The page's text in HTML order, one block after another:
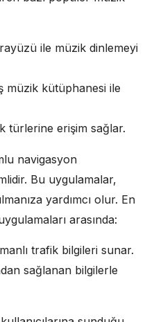
ile müzik dinlemeyi
müzik kütüphanesi ile
türlerine erişim sağlar.
navigasyon
Bu uygulamalar,
yardımcı olur. En
arasında:
trafik bilgileri sunar.
sağlanan bilgilerle